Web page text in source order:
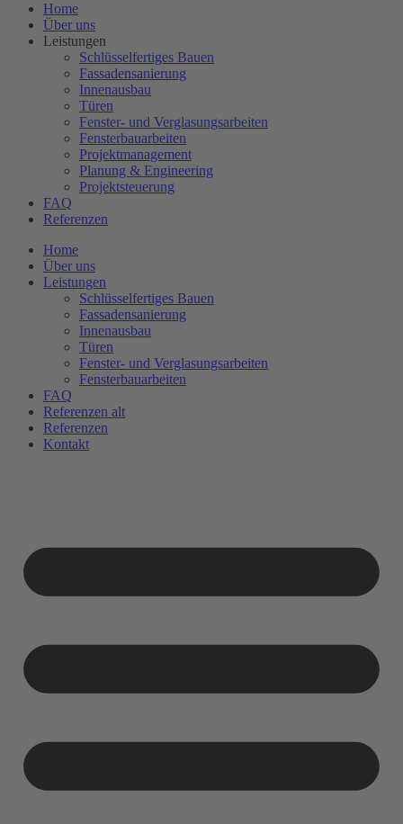
Home
Über uns
Leistungen
Schlüsselfertiges Bauen
Fassadensanierung
Innenausbau
Türen
Fenster- und Verglasungsarbeiten
Fensterbauarbeiten
Projektmanagement
Planung & Engineering
Projektsteuerung
FAQ
Referenzen
Home
Über uns
Leistungen
Schlüsselfertiges Bauen
Fassadensanierung
Innenausbau
Türen
Fenster- und Verglasungsarbeiten
Fensterbauarbeiten
FAQ
Referenzen alt
Referenzen
Kontakt